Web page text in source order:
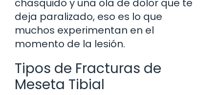
chasquido y una ola de dolor que te
deja paralizado, eso es lo que
muchos experimentan en el
momento de la lesión.
Tipos de Fracturas de
Meseta Tibial